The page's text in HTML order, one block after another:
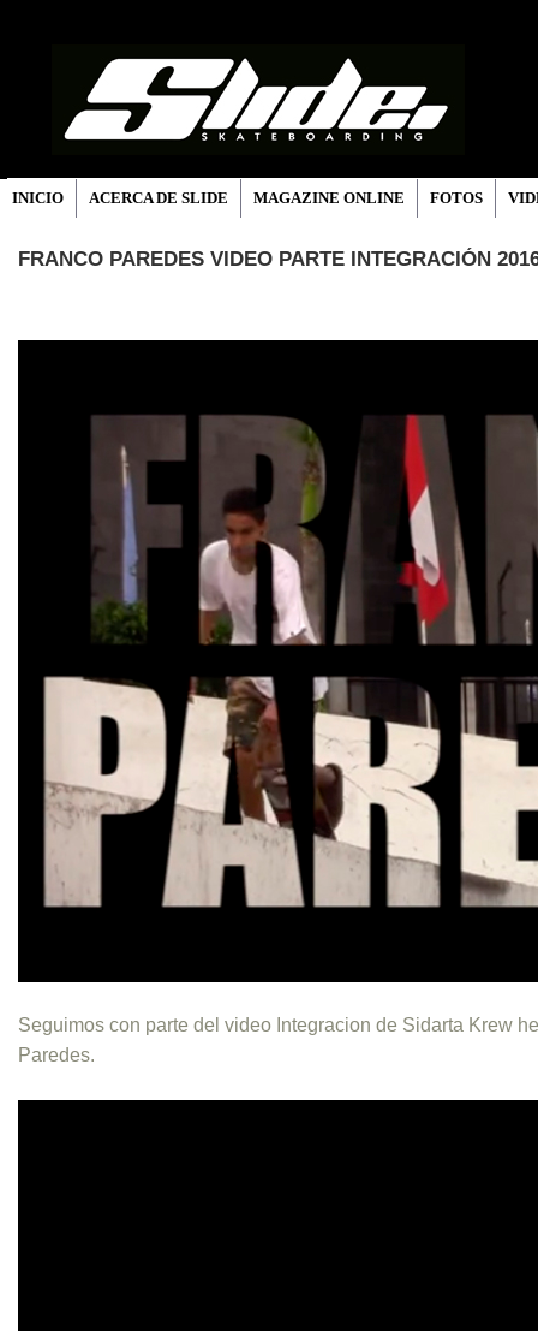
INICIO ACERCA DE SLIDE MAGAZINE ONLINE FOTOS
FRANCO PAREDES VIDEO PARTE INTEGRACIÓN
Seguimos con parte del video Integracion de Sidarta Krew
Paredes.